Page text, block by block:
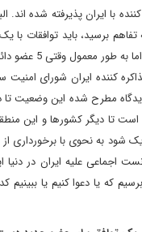
با ایران پذیرفته شده
تفاهم برسید، باید
امنیت را
کننده ایران شورای
مطرح شده این وضعیت
تا دیگر کشورها و این
به نحوی با برخورداری
اجماعی علیه ایران در
که یا دعوا کنیم یا